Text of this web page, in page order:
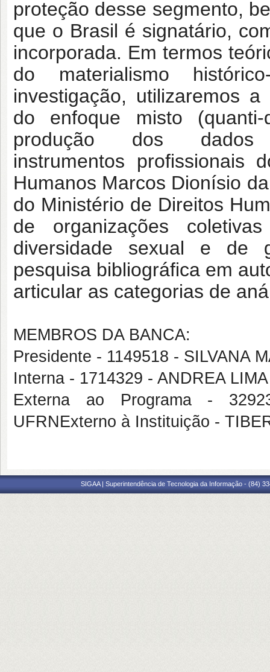
proteção desse segmento,
que o Brasil é signatário,
incorporada. Em termos
do materialismo
investigação, utilizaremos
do enfoque misto
produção dos
instrumentos profissionais
Humanos Marcos Dionísio
do Ministério de Direitos
de organizações
diversidade sexual e
pesquisa bibliográfica em
articular as categorias de
MEMBROS DA BANCA:
Presidente - 1149518 - SILVANA
Interna - 1714329 - ANDREA
Externa ao Programa -
UFRNExterno à Instituição -
SIGAA | Superintendência de Tecnologia da Informação - (84)